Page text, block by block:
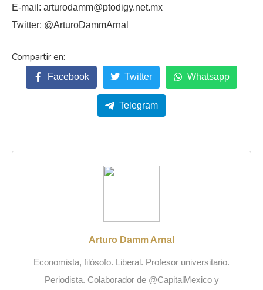
E-mail: arturodamm@ptodigy.net.mx
Twitter: @ArturoDammArnal
Facebook Twitter Whatsapp
Telegram
Arturo Damm Arnal
Economista, filósofo. Liberal. Profesor universitario.
Periodista. Colaborador de @CapitalMexico y